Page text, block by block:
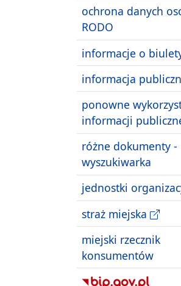
ochrona danych
RODO
informacje o
informacja
ponowne
informacji
różne dokumenty -
wyszukiwarka
jednostki
straż miejska
miejski rzecznik
konsumentów